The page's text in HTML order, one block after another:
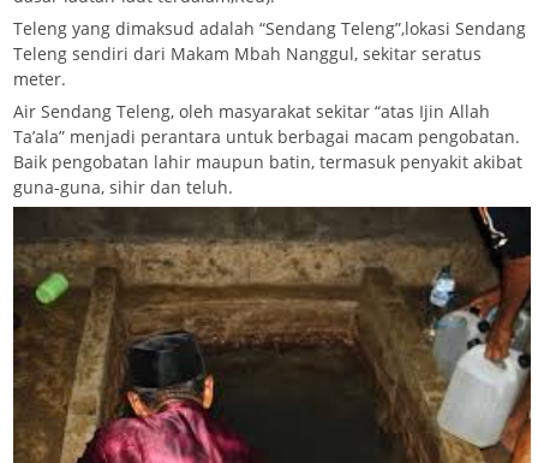
Teleng yang dimaksud adalah “Sendang Teleng”,lokasi Sendang
Teleng sendiri dari Makam Mbah Nanggul, sekitar seratus
meter.
Air Sendang Teleng, oleh masyarakat sekitar “atas Ijin Allah
Ta’ala” menjadi perantara untuk berbagai macam pengobatan.
Baik pengobatan lahir maupun batin, termasuk penyakit akibat
guna-guna, sihir dan teluh.